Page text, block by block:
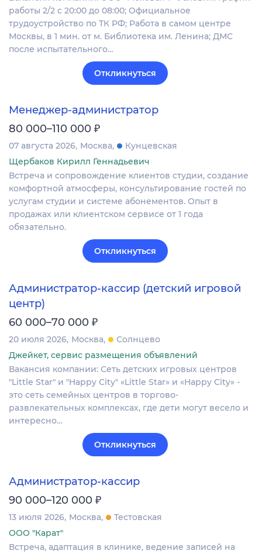
работы 2/2 с 20:00 до 08:00; Официальное
трудоустройство по ТК РФ; Работа в самом центре
Москвы, в 1 мин. от м. Библиотека им. Ленина; ДМС
после испытательного…
Откликнуться
Менеджер-администратор
80 000–110 000 ₽
07 августа 2026 Москва
Кунцевская
Щербаков Кирилл Геннадьевич
Встреча и сопровождение клиентов студии, создание
комфортной атмосферы, консультирование гостей по
услугам студии и системе абонементов. Опыт в
продажах или клиентском сервисе от 1 года
обязательно.
Откликнуться
Администратор-кассир (детский игровой
центр)
60 000–70 000 ₽
20 июля 2026 Москва
Солнцево
Джейкет, сервис размещения объявлений
Вакансия компании: Сеть детских игровых центров
"Little Star" и "Happy City" «Little Star» и «Happy City» -
это сеть семейных центров в торгово-
развлекательных комплексах, где дети могут весело и
интересно…
Откликнуться
Администратор-кассир
90 000–120 000 ₽
13 июля 2026 Москва
Тестовская
ООО "Карат"
Встреча, адаптация в клинике, ведение записей на